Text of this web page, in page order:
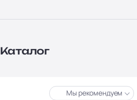
Каталог
Мы рекомендуем